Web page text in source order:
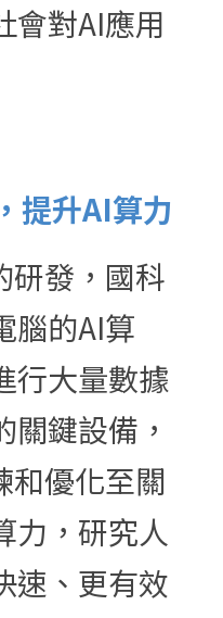
會對AI應用
提升AI算力
研發，國科
腦的AI算
行大量數據
鍵設備，
和優化至關
力，研究人
速、更有效